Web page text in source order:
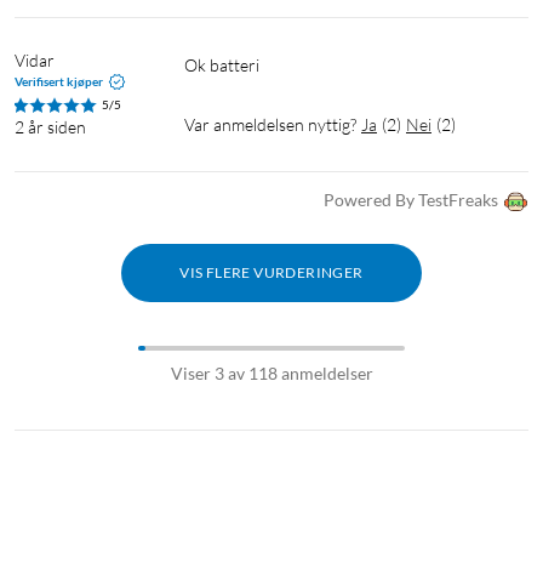
Vidar
Verifisert kjøper
5/5
2 år siden
Ok batteri
Var anmeldelsen nyttig? Ja (2) Nei (2)
Powered By TestFreaks
VIS FLERE VURDERINGER
Viser 3 av 118 anmeldelser